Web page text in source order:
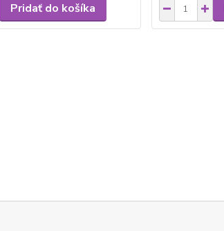
Pridať do košíka